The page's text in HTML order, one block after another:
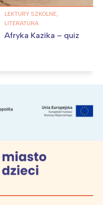
LEKTURY SZKOLNE,
LITERATURA
Afryka Kazika – quiz